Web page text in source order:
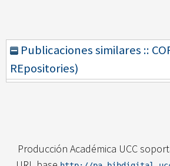
Publicaciones similares ::
REpositories)
Producción Académica UCC